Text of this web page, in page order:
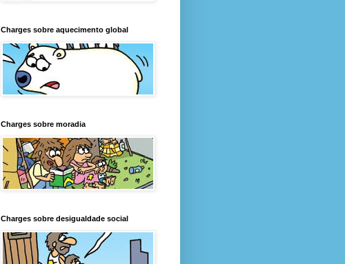
Charges sobre aquecimento global
Charges sobre moradia
Charges sobre desigualdade social